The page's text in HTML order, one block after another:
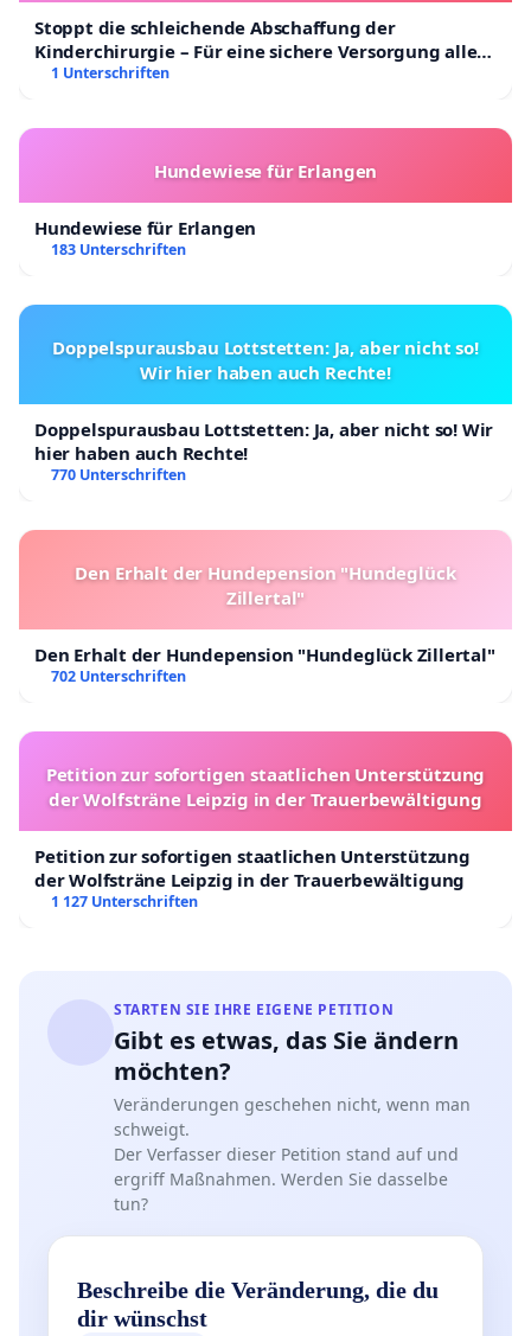
Stoppt die schleichende Abschaffung der
Kinderchirurgie – Für eine sichere Versorgung aller
Kinder in Deutschland
1 Unterschriften
Hundewiese für Erlangen
Hundewiese für Erlangen
183 Unterschriften
Doppelspurausbau Lottstetten: Ja, aber nicht so!
Wir hier haben auch Rechte!
Doppelspurausbau Lottstetten: Ja, aber nicht so! Wir
hier haben auch Rechte!
770 Unterschriften
Den Erhalt der Hundepension "Hundeglück
Zillertal"
Den Erhalt der Hundepension "Hundeglück Zillertal"
702 Unterschriften
Petition zur sofortigen staatlichen Unterstützung
der Wolfsträne Leipzig in der Trauerbewältigung
Petition zur sofortigen staatlichen Unterstützung
der Wolfsträne Leipzig in der Trauerbewältigung
1 127 Unterschriften
STARTEN SIE IHRE EIGENE PETITION
Gibt es etwas, das Sie ändern
möchten?
Veränderungen geschehen nicht, wenn man
schweigt.
Der Verfasser dieser Petition stand auf und
ergriff Maßnahmen. Werden Sie dasselbe
tun?
Beschreibe die Veränderung, die du
dir wünschst